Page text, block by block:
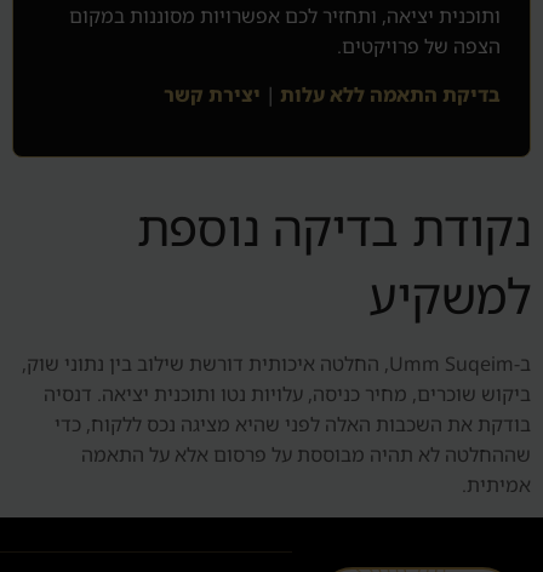
ותוכנית יציאה, ותחזיר לכם אפשרויות מסוננות במקום
הצפה של פרויקטים.
בדיקת התאמה ללא עלות | יצירת קשר
נקודת בדיקה נוספת
למשקיע
ב-Umm Suqeim, החלטה איכותית דורשת שילוב בין נתוני שוק,
ביקוש שוכרים, מחיר כניסה, עלויות נטו ותוכנית יציאה. דנסיה
בודקת את השכבות האלה לפני שהיא מציגה נכס ללקוח, כדי
שההחלטה לא תהיה מבוססת על פרסום אלא על התאמה
אמיתית.